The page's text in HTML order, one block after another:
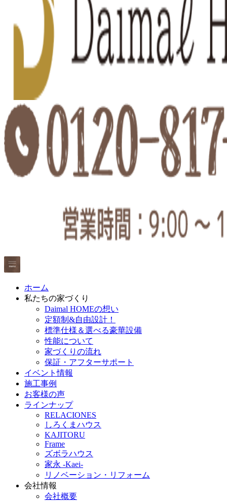
ホーム
私たちの家づくり
Daimal HOMEの想い
定額制&自由設計！
標準仕様＆選べる豪華設備
性能について
家づくりの流れ
保証・アフターサポート
イベント情報
施工事例
お客様の声
ラインナップ
RELACIONES
しろくまハウス
KAJITORU
Frame
ズボラハウス
家永 -Kaei-
リノベーション・リフォーム
会社情報
会社概要